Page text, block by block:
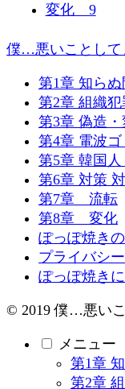
変化 9
僕…悪いことして
第1章 知ら
第2章 組織犯
第3章 偽造
第4章 電波ゴ
第5章 韓国人
第6章 対策
第7章 流転
第8章 変化
ぽっぽ焼き
プライバシ
ぽっぽ焼き
© 2019 僕…悪い
メニュー
第1章
第2章